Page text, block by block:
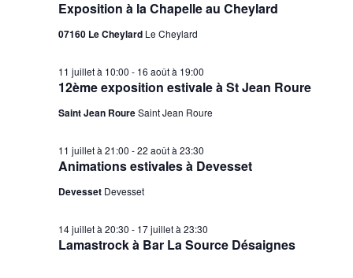
Exposition à la Chapelle au Cheylard
07160 Le Cheylard Le Cheylard
12ème exposition estivale à St Jean Roure
11 juillet à 10:00 - 16 août à 19:00
Saint Jean RoureSaint Jean Roure
Animations estivales à Devesset
11 juillet à 21:00 -22 août à 23:30
Devesset Devesset
Lamastrock à Bar La Source Désaignes
14 juillet à 20:30 - 17 juillet à 23:30